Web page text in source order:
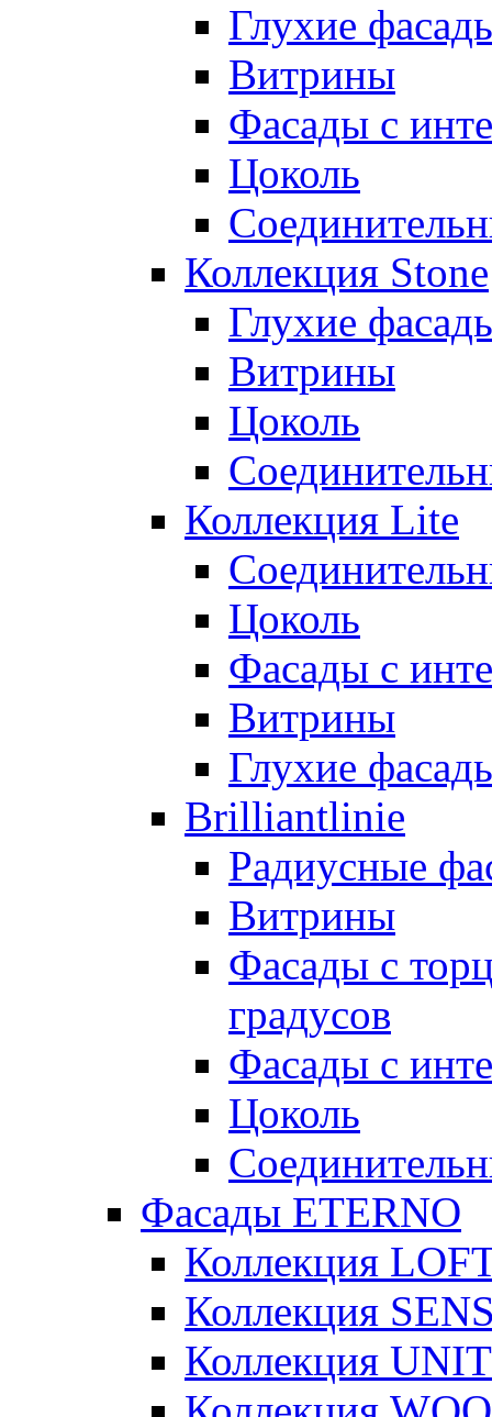
Глухие
Витрины
Фасады с
Цоколь
Коллекция Stone
Глухие
Витрины
Цоколь
Коллекция Lite
Цоколь
Фасады с
Витрины
Глухие
Brilliantlinie
Радиусные
Витрины
Фасады с
градусов
Фасады с
Цоколь
Фасады ETERNO
Коллекция
Коллекция
Коллекция